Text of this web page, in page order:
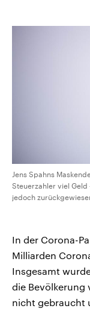
Jens Spahns
Steuerzahler viel Geld
jedoch
In der Corona-
Milliarden
Insgesamt
die Bevölkerung
nicht gebraucht